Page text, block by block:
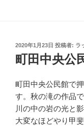
投
稿
日:
2020年1月23日 投稿者: ラ
町田中央公
町田中央公民館で
す。秋の滝の作品
川の中の岩の光と
大変なほどやり甲